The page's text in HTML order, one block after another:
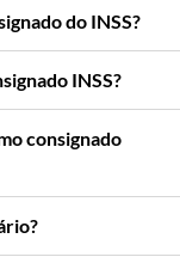
do INSS?
INSS?
consignado